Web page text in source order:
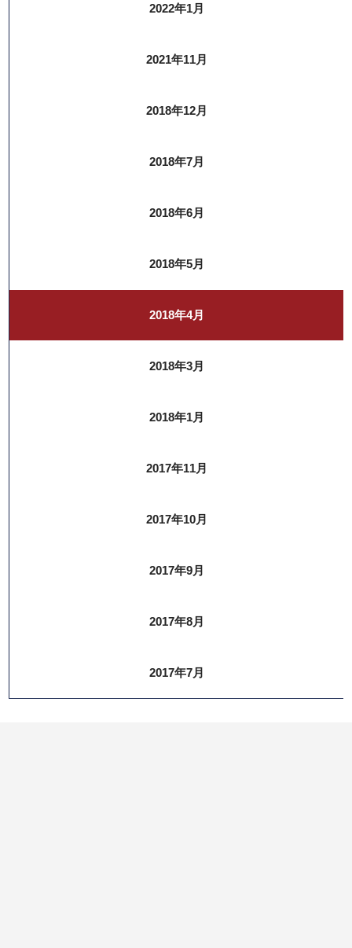
2022年1月
2021年11月
2018年12月
2018年7月
2018年6月
2018年5月
2018年4月
2018年3月
2018年1月
2017年11月
2017年10月
2017年9月
2017年8月
2017年7月